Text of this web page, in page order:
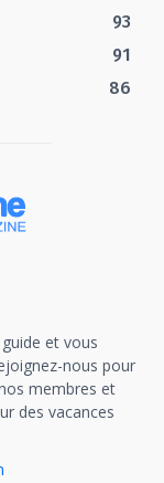
93
91
86
et vous
nous pour
membres et
des vacances